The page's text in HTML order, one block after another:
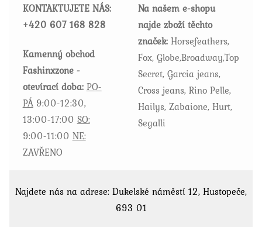
na
stránce
produktu
KONTAKTUJETE NÁS:
+420 607 168 828
Kamenný obchod
Fashinxzone -
otevírací doba: PO-
PÁ9:00-12:30,
13:00-17:00 SO:
9:00-11:00 NE:
ZAVŘENO
Na našem e-shopu
najde zboží těchto
značek: Horsefeathers,
Fox, Globe,Broadway,Top
Secret, Garcia jeans,
Cross jeans, Rino Pelle,
Hailys, Zabaione, Hurt,
Segalli
Najdete nás na adrese: Dukelské náměstí 12, Hustopeče,
693 01